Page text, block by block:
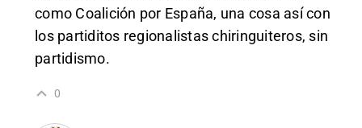
como Coalición por España, una cosa así con
los partiditos regionalistas chiringuiteros, sin
partidismo.
0